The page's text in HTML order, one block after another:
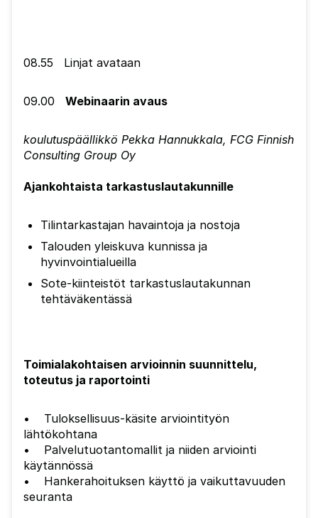
08.55 Linjat avataan
09.00 Webinaarin avaus
koulutuspäällikkö Pekka Hannukkala, FCG Finnish
Consulting Group Oy
Ajankohtaista tarkastuslautakunnille
Tilintarkastajan havaintoja ja nostoja
Talouden yleiskuva kunnissa ja
hyvinvointialueilla
Sote-kiinteistöt tarkastuslautakunnan
tehtäväkentässä
Toimialakohtaisen arvioinnin suunnittelu,
toteutus ja raportointi
• Tuloksellisuus-käsite arviointityön
lähtökohtana
• Palvelutuotantomallit ja niiden arviointi
käytännössä
• Hankerahoituksen käyttö ja vaikuttavuuden
seuranta